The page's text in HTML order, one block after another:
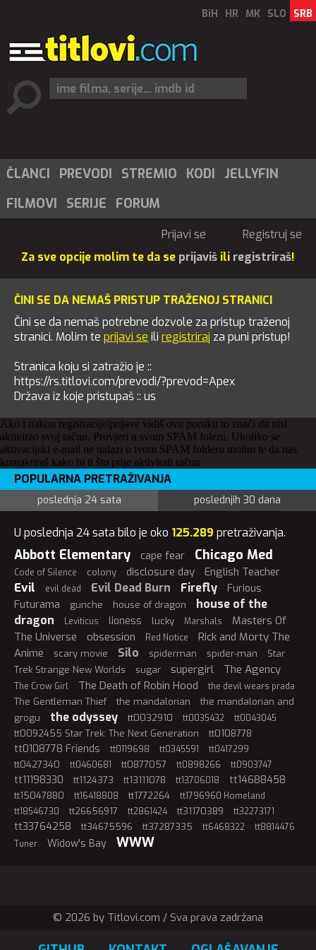
BiH HR MK SLO SRB
ČLANCI PREVODI STREMIO KODI
JELLYFIN
FILMOVI
SERIJE FORUM
Prijavi se
Registruj se
Za sve opcije molim te da se prijaviš ili registriraš!
ČINI SE DA NEMAŠ PRISTUP TRAŽENOJ STRANICI
Čini se da nemaš potrebne dozvole za pristup traženoj
stranici. Molim te prijavi se ili registriraj za puni pristup!
Stranica koju si zatražio je ::
https://rs.titlovi.com/prevodi/?prevod=Apex
Država iz koje pristupaš :: us
Ako i nakon registracije/prijave vidiš ovu poruku to znači da nisi
aktivirao svoj račun. Provjeri u svom SPAM foleru. Ukoliko se
aktivacijski e-mail ne nalazi u tvom SPAM folderu molim te da nas
kontaktiraš kako bi ti što prije aktivirali račun
POPULARNA PRETRAŽIVANJA
poslednja 24 sata poslednjih 30 dana
U poslednja 24 sata bilo je oko 125.289 pretraživanja.
Abbott Elementary cape fear Chicago Med
Code of Silence colony disclosure day English Teacher
Evil evil dead Evil Dead Burn Firefly Furious
Futurama gunche house of dragon
house of the
dragon
Leviticus lioness lucky Marshals
Masters Of
The Universe
obsession Red Notice
Rick and Morty The
Anime
scary movie Silo spiderman spider-man
Star
Trek Strange New Worlds
sugar supergirl The Agency
The Crow Girl The Death of Robin Hood the devil wears prada
The Gentleman Thief the mandalorian
the mandalorian and
grogu
the odyssey tt0032910 tt0035432 tt0043045
tt0092455 Star Trek: The Next Generation tt0108778
tt0108778 Friends tt0119698 tt0345591 tt0417299
tt0427340 tt0460681 tt0877057 tt0898266 tt0903747
tt11198330 tt1124373 tt13111078 tt13706018 tt14688458
tt15047880 tt16418808 tt1772264
tt1796960 Homeland
tt18546730
tt26656917 tt2861424 tt31170389 tt32273171
tt33764258 tt34675596 tt37287335 tt6468322
tt8814476
Tuner
Widow's Bay WWW
© 2026 by Titlovi.com / Sva prava zadržana